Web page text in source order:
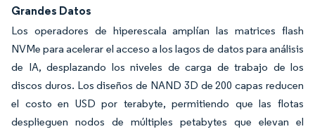
Grandes Datos
Los operadores de hiperescala amplían las matrices flash
NVMe para acelerar el acceso a los lagos de datos para análisis
de IA, desplazando los niveles de carga de trabajo de los
discos duros. Los diseños de NAND 3D de 200 capas reducen
el costo en USD por terabyte, permitiendo que las flotas
desplieguen nodos de múltiples petabytes que elevan el